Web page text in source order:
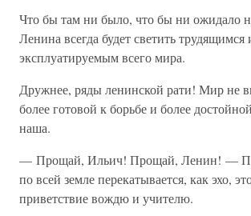
Что бы там ни было, что бы ни ожидало
Ленина всегда будет светить трудящимся
эксплуатируемым всего мира.
Дружнее, ряды ленинской рати! Мир не
более готовой к борьбе и более
наша.
— Прощай, Ильич! Прощай, Ленин! — По
по всей земле перекатывается, как эхо,
приветствие вождю и учителю.